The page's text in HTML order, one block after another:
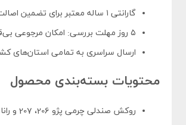
گارانتی ۱ ساله معتبر برای تضمین اصالت چرم و ماندگاری دوخت‌ها
۵ روز مهلت بررسی: امکان مرجوعی بی‌قید و شرط کالا تا ۵ روز (در صورت عدم نصب و حفظ شرایط و بسته‌بندی اولیه).
ارسال سراسری به تمامی استان‌های کشور (تحویل
محتویات بسته‌بندی محصول
روکش صندلی چرمی پژو 206، 207 و رانا پلاس مدل دوماکو (ست کامل صندلی‌های جلو و عقب برای تمام تیکه‌ها)